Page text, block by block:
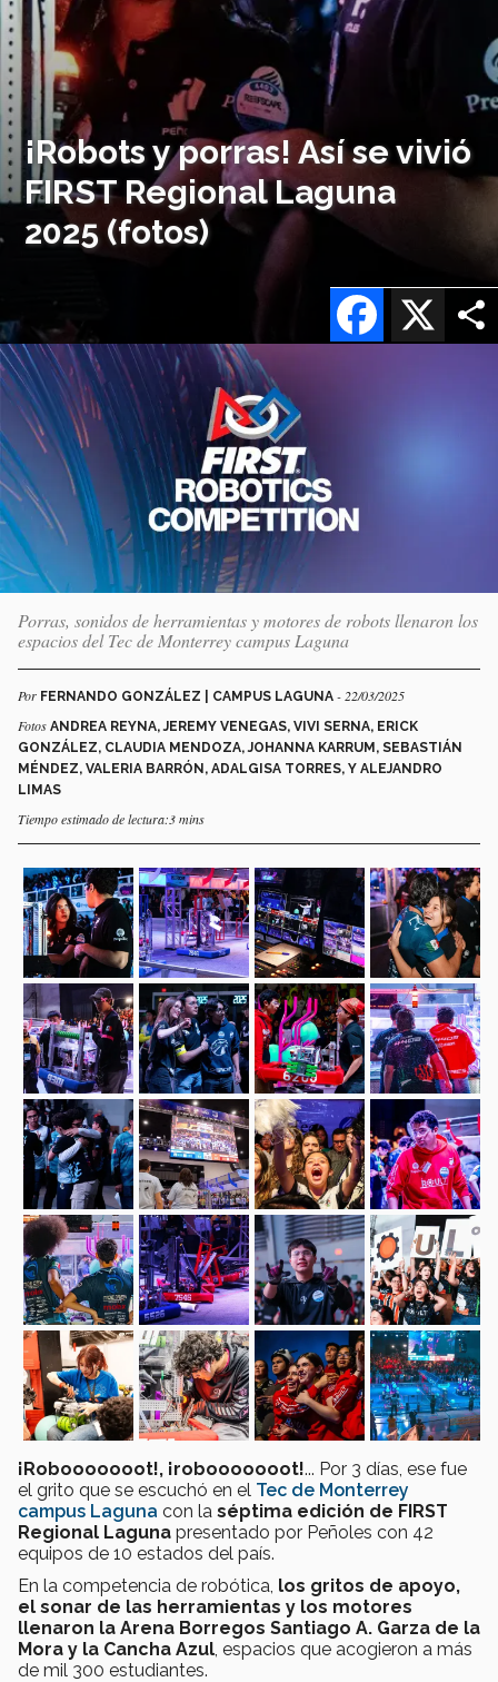
¡Robots y porras! Así se vivió
FIRST Regional Laguna
2025 (fotos)
X
Facebook
Porras, sonidos de herramientas y motores de robots llenaron los
espacios del Tec de Monterrey campus Laguna
Por FERNANDO GONZÁLEZ | CAMPUS LAGUNA - 22/03/2025
Fotos ANDREA REYNA, JEREMY VENEGAS, VIVI SERNA, ERICK
GONZÁLEZ, CLAUDIA MENDOZA, JOHANNA KARRUM, SEBASTIÁN
MÉNDEZ, VALERIA BARRÓN, ADALGISA TORRES, Y ALEJANDRO
LIMAS
Tiempo estimado de lectura:3 mins
¡Robooooooot!, ¡robooooooot!... Por 3 días, ese fue
el grito que se escuchó en el Tec de Monterrey
campus Laguna con la séptima edición de FIRST
Regional Laguna presentado por Peñoles con 42
equipos de 10 estados del país.
En la competencia de robótica, los gritos de apoyo,
el sonar de las herramientas y los motores
llenaron la Arena Borregos Santiago A. Garza de la
Mora y la Cancha Azul , espacios que acogieron a más
de mil 300 estudiantes.